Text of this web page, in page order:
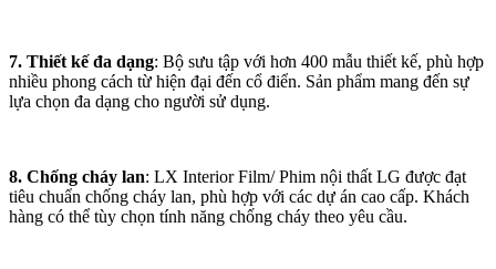
7. Thiết kế đa dạng: Bộ sưu tập với hơn 400 mẫu thiết kế, phù hợp
nhiều phong cách từ hiện đại đến cổ điển. Sản phẩm mang đến sự
lựa chọn đa dạng cho người sử dụng.
8. Chống cháy lan: LX Interior Film/ Phim nội thất LG được đạt
tiêu chuẩn chống cháy lan, phù hợp với các dự án cao cấp. Khách
hàng có thể tùy chọn tính năng chống cháy theo yêu cầu.